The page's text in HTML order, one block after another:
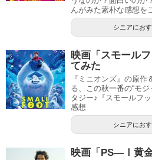
んがみた素朴な感想を
シニアにお
映画「スモール
てみた
『ミニオンズ』の原
る、この秋一番の“モ
タジー♪『スモールフ
感想
シニアにお
映画「PS―Ⅰ黄